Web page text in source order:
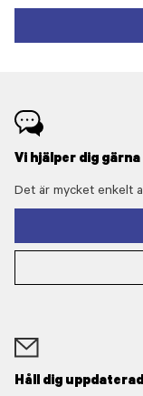
Vi hjälper dig gärna
Det är mycket enkelt
Håll dig uppdaterad